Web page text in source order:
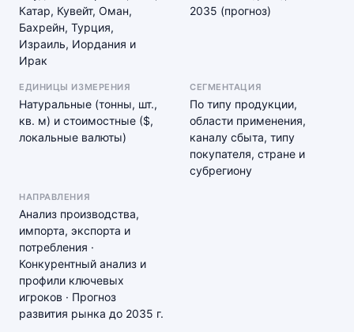
Катар, Кувейт, Оман,
Бахрейн, Турция,
Израиль, Иордания и
Ирак
2035 (прогноз)
ЕДИНИЦЫ ИЗМЕРЕНИЯ
Натуральные (тонны, шт.,
кв. м) и стоимостные ($,
локальные валюты)
СЕГМЕНТАЦИЯ
По типу продукции,
области применения,
каналу сбыта, типу
покупателя, стране и
субрегиону
НАПРАВЛЕНИЯ
Анализ производства,
импорта, экспорта и
потребления ·
Конкурентный анализ и
профили ключевых
игроков · Прогноз
развития рынка до 2035 г.